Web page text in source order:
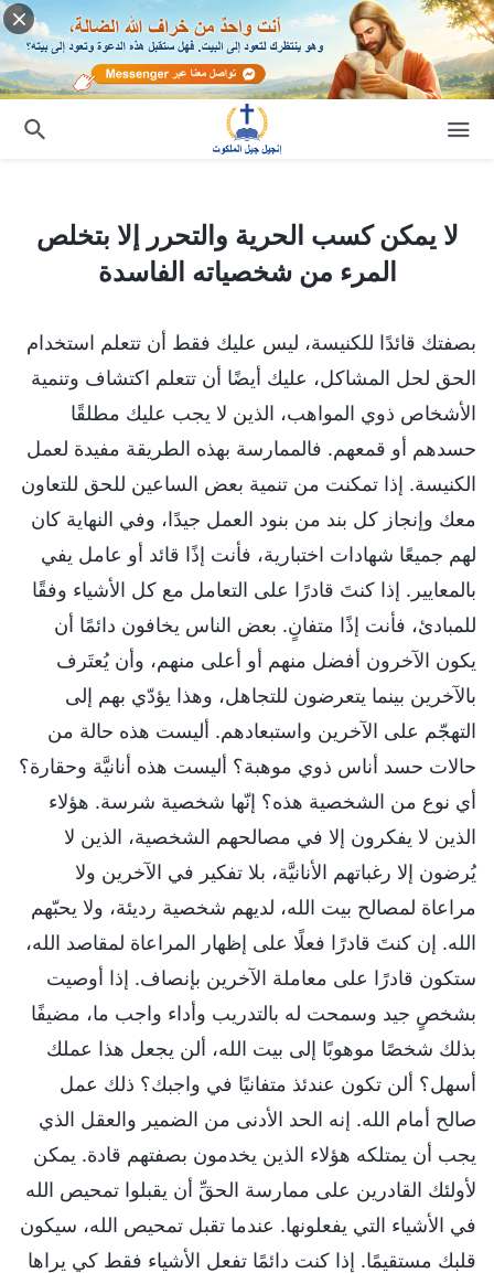
لا يمكن كسب الحرية والتحرر إلا بتخلص
المرء من شخصياته الفاسدة
بصفتك قائدًا للكنيسة، ليس عليك فقط أن تتعلم استخدام
الحق لحل المشاكل، عليك أيضًا أن تتعلم اكتشاف وتنمية
الأشخاص ذوي المواهب، الذين لا يجب عليك مطلقًا
حسدهم أو قمعهم. فالممارسة بهذه الطريقة مفيدة لعمل
الكنيسة. إذا تمكنت من تنمية بعض الساعين للحق للتعاون
معك وإنجاز كل بند من بنود العمل جيدًا، وفي النهاية كان
لهم جميعًا شهادات اختبارية، فأنت إذًا قائد أو عامل يفي
بالمعايير. إذا كنتَ قادرًا على التعامل مع كل الأشياء وفقًا
للمبادئ، فأنت إذًا متفانٍ. بعض الناس يخافون دائمًا أن
يكون الآخرون أفضل منهم أو أعلى منهم، وأن يُعتَرف
بالآخرين بينما يتعرضون للتجاهل، وهذا يؤدّي بهم إلى
التهجّم على الآخرين واستبعادهم. أليست هذه حالة من
حالات حسد أناس ذوي موهبة؟ أليست هذه أنانيَّة وحقارة؟
أي نوع من الشخصية هذه؟ إنّها شخصية شرسة. هؤلاء
الذين لا يفكرون إلا في مصالحهم الشخصية، الذين لا
يُرضون إلا رغباتهم الأنانيَّة، بلا تفكير في الآخرين ولا
مراعاة لمصالح بيت الله، لديهم شخصية رديئة، ولا يحبّهم
الله. إن كنتَ قادرًا فعلًا على إظهار المراعاة لمقاصد الله،
ستكون قادرًا على معاملة الآخرين بإنصاف. إذا أوصيت
بشخصٍ جيد وسمحت له بالتدريب وأداء واجب ما، مضيفًا
بذلك شخصًا موهوبًا إلى بيت الله، ألن يجعل هذا عملك
أسهل؟ ألن تكون عندئذ متفانيًا في واجبك؟ ذلك عمل
صالح أمام الله. إنه الحد الأدنى من الضمير والعقل الذي
يجب أن يمتلكه هؤلاء الذين يخدمون بصفتهم قادة. يمكن
لأولئك القادرين على ممارسة الحقِّ أن يقبلوا تمحيص الله
في الأشياء التي يفعلونها. عندما تقبل تمحيص الله، سيكون
قلبك مستقيمًا. إذا كنت دائمًا تفعل الأشياء فقط كي يراها